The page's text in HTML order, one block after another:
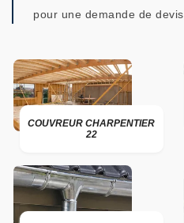
pour une demande de devis.
COUVREUR CHARPENTIER
22